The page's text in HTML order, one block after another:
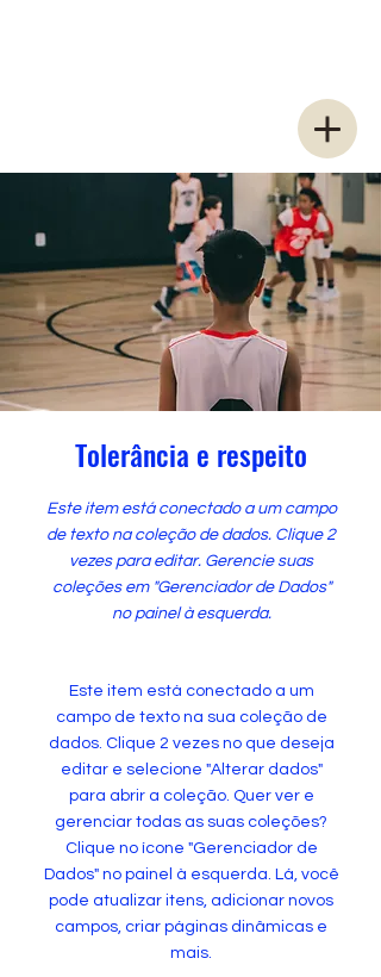
Tolerância e respeito
Este item está conectado a um campo
de texto na coleção de dados. Clique 2
vezes para editar. Gerencie suas
coleções em "Gerenciador de Dados"
no painel à esquerda.
Este item está conectado a um
campo de texto na sua coleção de
dados. Clique 2 vezes no que deseja
editar e selecione "Alterar dados"
para abrir a coleção. Quer ver e
gerenciar todas as suas coleções?
Clique no ícone "Gerenciador de
Dados" no painel à esquerda. Lá, você
pode atualizar itens, adicionar novos
campos, criar páginas dinâmicas e
mais.